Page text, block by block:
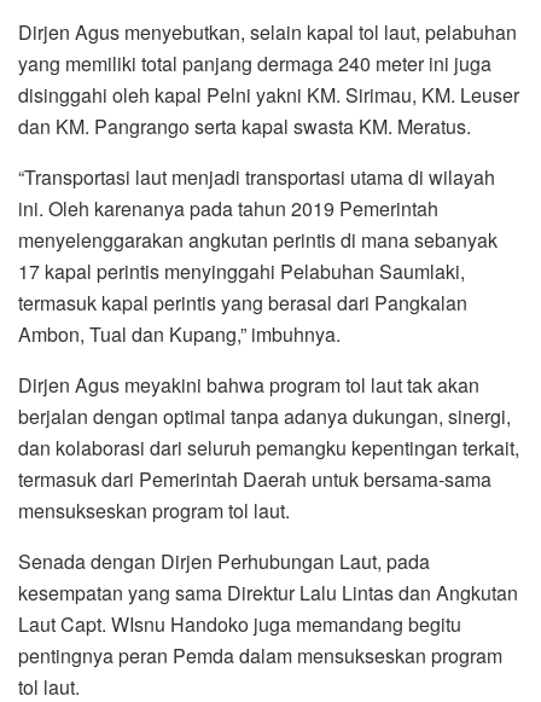
Dirjen Agus menyebutkan, selain kapal tol laut, pelabuhan
yang memiliki total panjang dermaga 240 meter ini juga
disinggahi oleh kapal Pelni yakni KM. Sirimau, KM. Leuser
dan KM. Pangrango serta kapal swasta KM. Meratus.
“Transportasi laut menjadi transportasi utama di wilayah
ini. Oleh karenanya pada tahun 2019 Pemerintah
menyelenggarakan angkutan perintis di mana sebanyak
17 kapal perintis menyinggahi Pelabuhan Saumlaki,
termasuk kapal perintis yang berasal dari Pangkalan
Ambon, Tual dan Kupang,” imbuhnya.
Dirjen Agus meyakini bahwa program tol laut tak akan
berjalan dengan optimal tanpa adanya dukungan, sinergi,
dan kolaborasi dari seluruh pemangku kepentingan terkait,
termasuk dari Pemerintah Daerah untuk bersama-sama
mensukseskan program tol laut.
Senada dengan Dirjen Perhubungan Laut, pada
kesempatan yang sama Direktur Lalu Lintas dan Angkutan
Laut Capt. WIsnu Handoko juga memandang begitu
pentingnya peran Pemda dalam mensukseskan program
tol laut.